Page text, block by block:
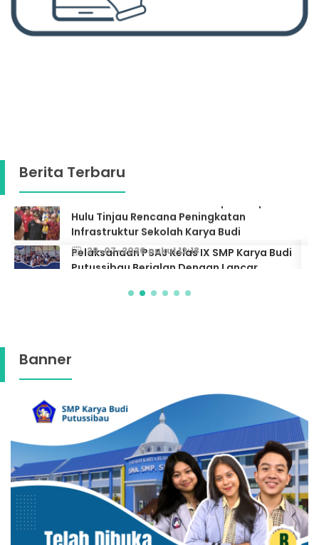
Berita Terbaru
Pelaksanaan PSAJ Kelas IX SMP Karya Budi
Putussibau Berjalan Dengan Lancar
26-05-2026 pukul 09:28
Banner